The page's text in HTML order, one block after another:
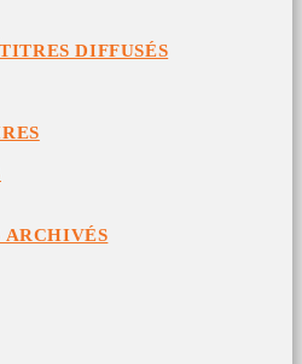
DIFFUSÉS
ARCHIVÉS